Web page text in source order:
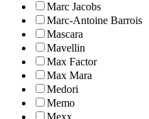
Marc Jacobs
Marc-Antoine Barrois
Mascara
Mavellin
Max Factor
Max Mara
Medori
Memo